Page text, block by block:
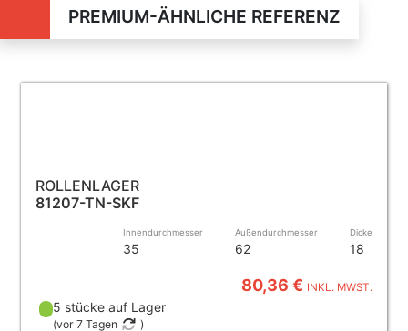
PREMIUM-ÄHNLICHE REFERENZ
ROLLENLAGER
81207-TN-SKF
Innendurchmesser
35
Außendurchmesser
62
Dicke
18
80,36 € INKL. MWST.
5 stücke auf Lager
(vor 7 Tagen )